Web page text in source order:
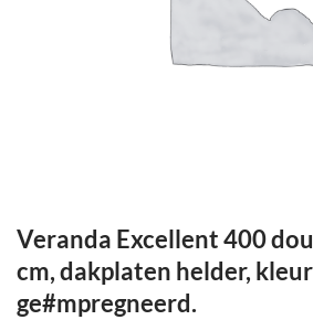
Veranda Excellent 400
cm, dakplaten helder,
ge#mpregneerd.